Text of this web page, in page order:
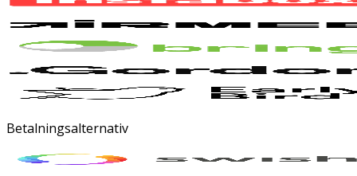
Betalningsalternativ